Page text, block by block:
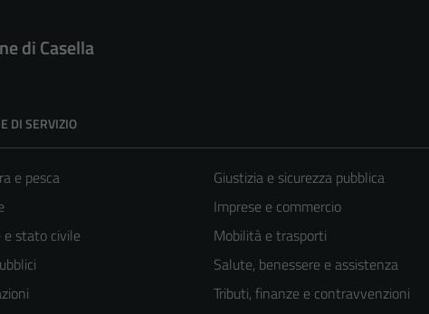
di Casella
DI SERVIZIO
e pesca
e stato civile
Giustizia e sicurezza pubblica
Imprese e commercio
Mobilità e trasporti
Salute, benessere e assistenza
Tributi, finanze e contravvenzioni